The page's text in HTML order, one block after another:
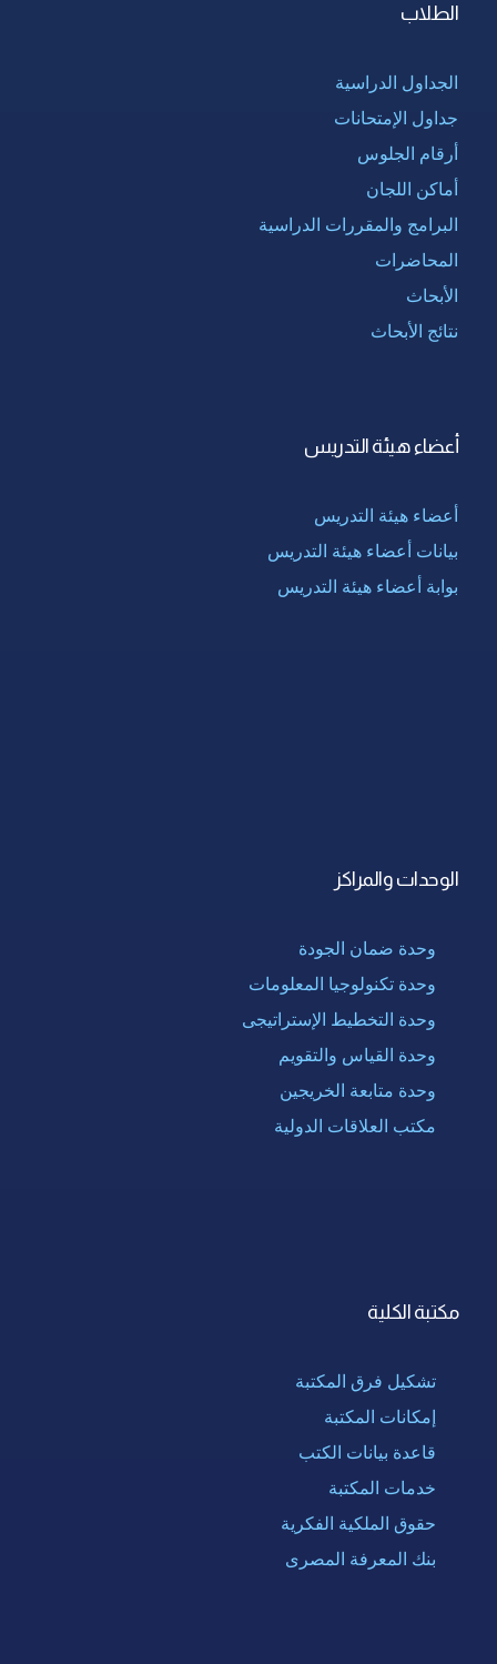
الطلاب
الجداول الدراسية
جداول الإمتحانات
أرقام الجلوس
أماكن اللجان
البرامج والمقررات الدراسية
المحاضرات
الأبحاث
نتائج الأبحاث
أعضاء هيئة التدريس
أعضاء هيئة التدريس
بيانات أعضاء هيئة التدريس
بوابة أعضاء هيئة التدريس
الوحدات والمراكز
وحدة ضمان الجودة
وحدة تكنولوجيا المعلومات
وحدة التخطيط الإستراتيجى
وحدة القياس والتقويم
وحدة متابعة الخريجين
مكتب العلاقات الدولية
مكتبة الكلية
تشكيل فرق المكتبة
إمكانات المكتبة
قاعدة بيانات الكتب
خدمات المكتبة
حقوق الملكية الفكرية
بنك المعرفة المصرى